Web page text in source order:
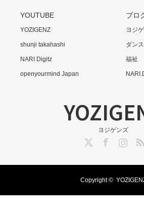
YOUTUBE
YOZIGENZ
shunji takahashi
NARI Digitz
openyourmind Japan
ブロ
ヨジ
ダンス
福祉
ヨジゲンズ
InstagramRSS
Copyright ©